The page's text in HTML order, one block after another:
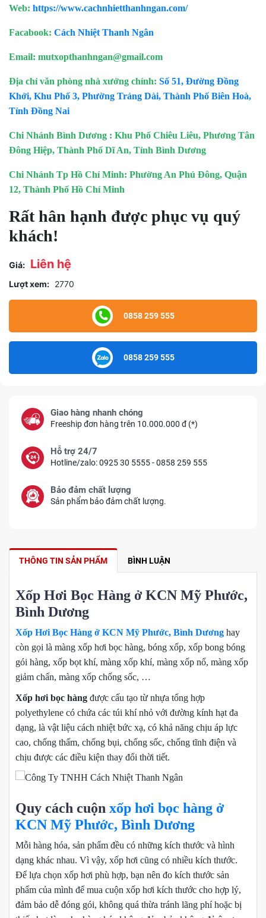
Web: https://www.cachnhietthanhngan.com/
Facabook: Cách Nhiệt Thanh Ngân
Email: mutxopthanhngan@gmail.com
Địa chỉ văn phòng nhà xưởng chính: Số 51, Đường Đồng
Khởi, Khu Phố 3, Phường Trảng Dài, Thành Phố Biên Hoà,
Tỉnh Đồng Nai
Chi Nhánh Bình Dương : Khu Phố Chiêu Liêu, Phương Tân
Đông Hiệp, Thành Phố Dĩ An, Tỉnh Bình Dương
Chi Nhánh Tp Hồ Chí Minh: Phường An Phú Đông, Quận
12, Thành Phố Hồ Chí Minh
Rất hân hạnh được phục vụ quý
khách!
Giá: Liên hệ
Lượt xem: 2770
0858 259 555
0858 259 555
Giao hàng nhanh chóng
Freeship đơn hàng trên 10.000.000 đ (*)
Hỗ trợ 24/7
Hotline/zalo: 0925 30 5555 - 0858 259 555
Bảo đảm chất lượng
Sản phẩm bảo đảm chất lượng.
THÔNG TIN SẢN PHẨM BÌNH LUẬN
Xốp Hơi Bọc Hàng ở KCN Mỹ Phước,
Bình Dương
Xốp Hơi Bọc Hàng ở KCN Mỹ Phước, Bình Dương hay
còn gọi là màng xốp hơi bọc hàng, bóng xốp, xốp bong bóng
gói hàng, xốp bọt khí, màng xốp khí, màng xốp nổ, màng xốp
giảm chấn, màng xốp chống sốc, …
Xốp hơi bọc hàng được cấu tạo từ nhựa tổng hợp
polyethylene có chứa các túi khí nhỏ với đường kính hạt đa
dạng, là vật liệu cách nhiệt bức xạ, có khả năng chịu áp lực
cao, chống thấm, chống bụi, chống sốc, chống tĩnh điện và
chịu được các điều kiện thay đổi thời tiết.
Quy cách cuộn xốp hơi bọc hàng ở
KCN Mỹ Phước, Bình Dương
Mỗi hàng hóa, sản phẩm đều có những kích thước và hình
dạng khác nhau. Vì vậy, xốp hơi cũng có nhiều kích thước.
Để lựa chọn xốp hơi phù hợp, bạn nên đo kích thước sản
phẩm của mình để mua cuộn xốp hơi kích thước cho hợp lý,
đảm bảo dễ đóng gói, không quá thừa tránh lãng phí hoặc bị